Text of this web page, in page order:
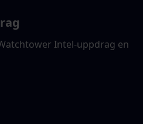
Intel-uppdrag en